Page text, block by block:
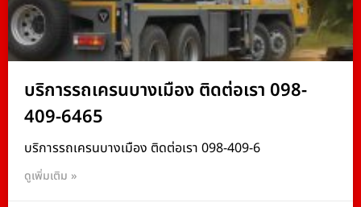
บริการรถเครนบางเมือง ติดต่อเรา 098-
409-6465
บริการรถเครนบางเมือง ติดต่อเรา 098-409-6
ดูเพิ่มเติม »